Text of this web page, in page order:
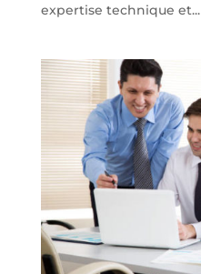
expertise technique et...